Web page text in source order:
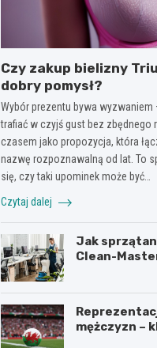
Czy zakup bielizny
dobry pomysł?
Wybór prezentu bywa
trafiać w czyjś gust bez zbędnego
czasem jako propozycja, która
nazwę rozpoznawalną od lat. To
się, czy taki upominek może być…
Czytaj dalej
Jak
Clean-
mężczyzn –